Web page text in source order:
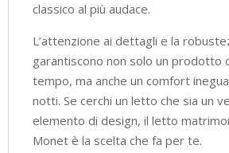
classico al più audace.
L’attenzione ai dettagli e la
garantiscono non solo un prodotto
tempo, ma anche un comfort
notti. Se cerchi un letto che sia un
elemento di design, il letto
Monet è la scelta che fa per te.